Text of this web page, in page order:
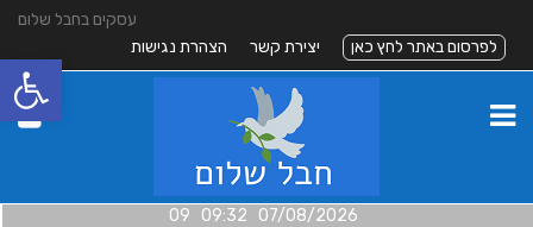
פתח
עסקים בחבל שלום
לפרסום באתר לחץ כאן
יצירת קשר הצהרת נגישות
07/08/2026 09:32 09